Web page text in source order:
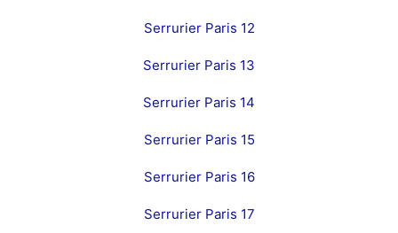
Serrurier Paris 12
Serrurier Paris 13
Serrurier Paris 14
Serrurier Paris 15
Serrurier Paris 16
Serrurier Paris 17